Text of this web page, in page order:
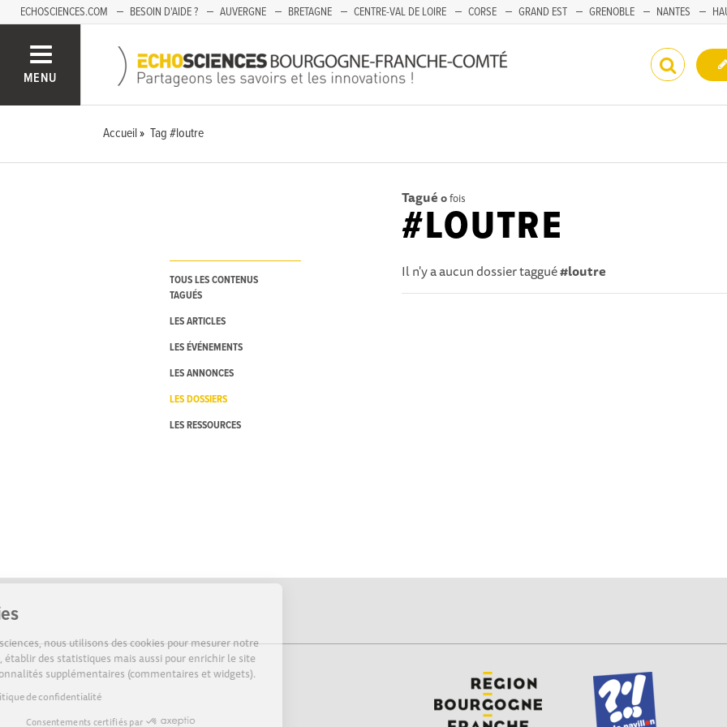
Sur Echosciences, nous utilisons des cookies pour mesurer notre
audience, établir des statistiques mais aussi pour enrichir le site
de fonctionnalités supplémentaires (commentaires et widgets).
Lire la politique de confidentialité
Consentements certifiés par
ECHOSCIENCES.COM BESOIN D'AIDE ? AUVERGNE BRETAGNE CENTRE-VAL DE LOIRE CORSE GRAND EST GRENOBLE NANTES
MENU
Accueil Tag #loutre
TOUS LES CONTENUS
TAGUÉS
LES ARTICLES
LES ÉVÉNEMENTS
LES ANNONCES
LES DOSSIERS
LES RESSOURCES
Tagué 0fois
#LOUTRE
Il n'y a aucun dossier taggué#loutre